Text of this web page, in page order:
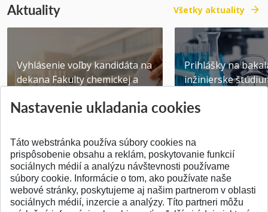
Aktuality Všetky aktuality
Vyhlásenie voľby kandidáta na
dekana Fakulty chemickej a
Publikované 31.07.2026
Prihlášky na
inžinierske
Publikované
SPÄŤ NA VRCH
Nastavenie ukladania cookies
Táto webstránka používa súbory cookies na
prispôsobenie obsahu a reklám, poskytovanie funkcií
sociálnych médií a analýzu návštevnosti používame
súbory cookie. Informácie o tom, ako používate naše
webové stránky, poskytujeme aj našim partnerom v oblasti
sociálnych médií, inzercie a analýzy. Títo partneri môžu